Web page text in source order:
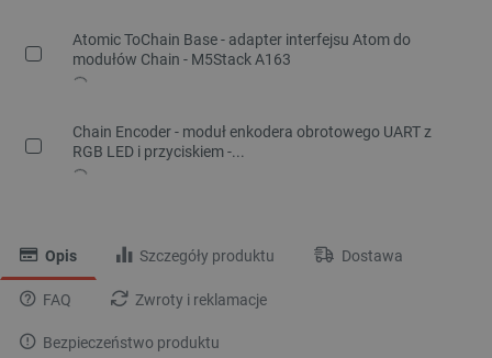
Atomic ToChain Base - adapter interfejsu Atom do
modułów Chain - M5Stack A163
Chain Encoder - moduł enkodera obrotowego UART z
RGB LED i przyciskiem -...
Opis Szczegóły produktu Dostawa
FAQ Zwroty i reklamacje
Bezpieczeństwo produktu